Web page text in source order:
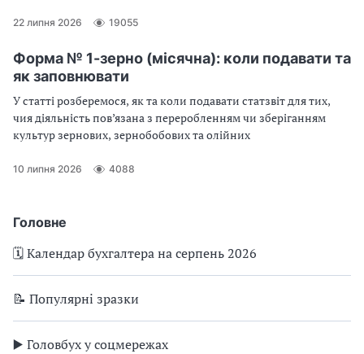
Головне
🗓️ Календар бухгалтера на серпень 2026
📝 Популярні зразки
▶️ Головбух у соцмережах
результатами 2026 років без помилок
22 липня 2026 19055
Форма № 1-зерно (місячна): коли подавати та
як заповнювати
У статті розберемося, як та коли подавати статзвіт для тих,
чия діяльність пов’язана з переробленням чи зберіганням
культур зернових, зернобобових та олійних
10 липня 2026 4088